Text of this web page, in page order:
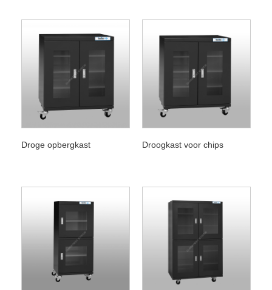
Droge opbergkast Droogkast voor chips